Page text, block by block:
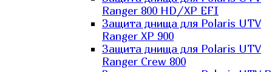
Ranger 800 HD/XP EFI
Защита днища для Polaris UTV
Ranger XP 900
Защита днища для Polaris UTV
Ranger Сrew 800